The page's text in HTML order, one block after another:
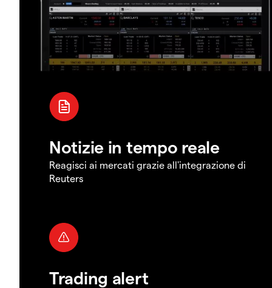
Notizie in tempo reale
Reagisci ai mercati grazie all'integrazione di
Reuters
Trading alert